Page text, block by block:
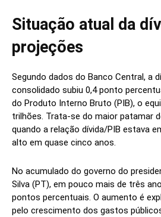
Situação atual da
projeções
Segundo dados do Banco Central, a
consolidado subiu 0,4 ponto
do Produto Interno Bruto (PIB), o
trilhões. Trata-se do maior patamar
quando a relação dívida/PIB estava
alto em quase cinco anos.
No acumulado do governo do
Silva (PT), em pouco mais de três
pontos percentuais. O aumento é
pelo crescimento dos gastos